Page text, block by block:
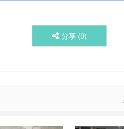
分享 (0)